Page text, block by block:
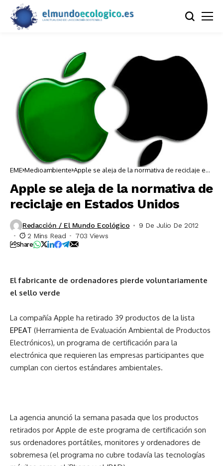
EME Medioambiente Apple se aleja de la normativa de reciclaje en
Apple se aleja de la normativa de
reciclaje en Estados Unidos
Redacción / El Mundo Ecológico
9 De Julio De 2012
2 Mins Read
703 Views
Share
El fabricante de ordenadores pierde voluntariamente
el sello verde
La compañía Apple ha retirado 39 productos de la lista
EPEAT (Herramienta de Evaluación Ambiental de Productos
Electrónicos), un programa de certificación para la
electrónica que requieren las empresas participantes que
cumplan con ciertos estándares ambientales.
La agencia anunció la semana pasada que los productos
retirados por Apple de este programa de certificación son
sus ordenadores portátiles, monitores y ordenadores de
sobremesa (el programa no cubre todavía las tecnologías